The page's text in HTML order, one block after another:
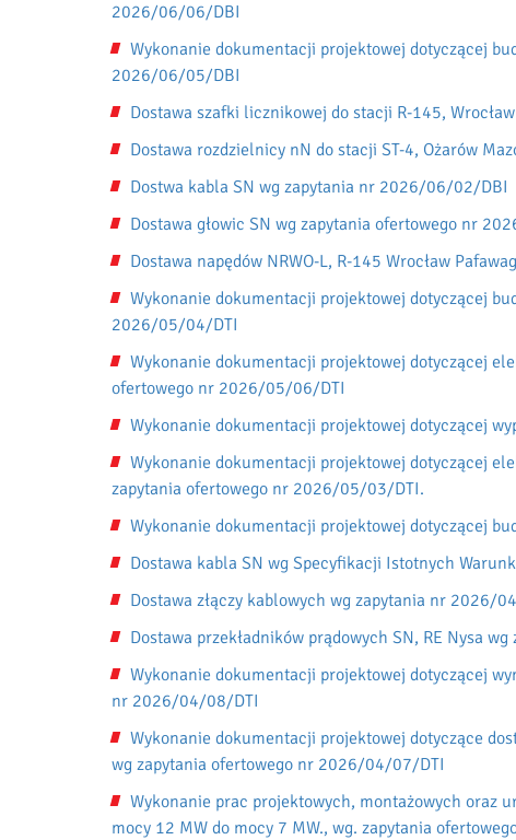
2026/06/06/DBI
Wykonanie dokumentacji projektowej dotyczącej
2026/06/05/DBI
Dostawa szafki licznikowej do stacji R-145,
Dostawa rozdzielnicy nN do stacji ST-4, Ożarów
Dostwa kabla SN wg zapytania nr 2026/06/02/DBI
Dostawa głowic SN wg zapytania ofertowego nr
Dostawa napędów NRWO-L, R-145 Wrocław
Wykonanie dokumentacji projektowej dotyczącej
2026/05/04/DTI
Wykonanie dokumentacji projektowej dotyczącej
ofertowego nr 2026/05/06/DTI
Wykonanie dokumentacji projektowej dotyczącej
Wykonanie dokumentacji projektowej dotyczącej
zapytania ofertowego nr 2026/05/03/DTI.
Wykonanie dokumentacji projektowej dotyczącej
Dostawa kabla SN wg Specyfikacji Istotnych
Dostawa złączy kablowych wg zapytania nr 2026/
Dostawa przekładników prądowych SN, RE Nysa
Wykonanie dokumentacji projektowej dotyczącej
nr 2026/04/08/DTI
Wykonanie dokumentacji projektowej dotyczące
wg zapytania ofertowego nr 2026/04/07/DTI
Wykonanie prac projektowych, montażowych oraz
mocy 12 MW do mocy 7 MW., wg. zapytania